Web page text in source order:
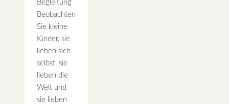
Begleitung
Beobachten
Sie kleine
Kinder, sie
lieben sich
selbst, sie
lieben die
Welt und
sie lieben